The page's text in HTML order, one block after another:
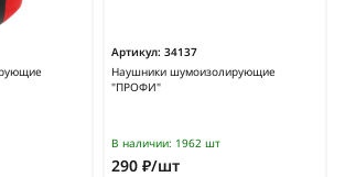
Артикул: 34137
Наушники шумоизолирующие
"ПРОФИ"
В наличии: 1962 шт
290 ₽/шт